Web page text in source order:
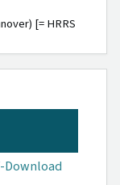
[= HRRS
Download